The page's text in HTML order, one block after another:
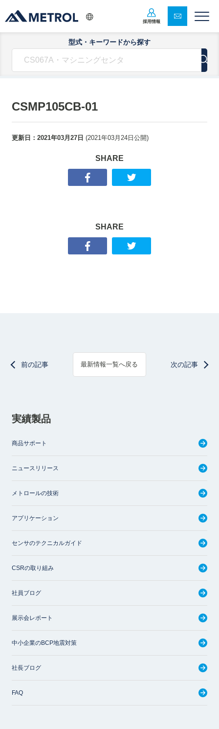
採用情報
型式・キーワードから探す
CSMP105CB-01
更新日： 2021年03月27日 (2021年03月24日 公開)
SHARE
SHARE
前の記事 最新情報一覧へ戻る 次の記事
実績製品
商品サポート
ニュースリリース
メトロールの技術
アプリケーション
センサのテクニカルガイド
CSRの取り組み
社員ブログ
展示会レポート
中小企業のBCP地震対策
社長ブログ
FAQ